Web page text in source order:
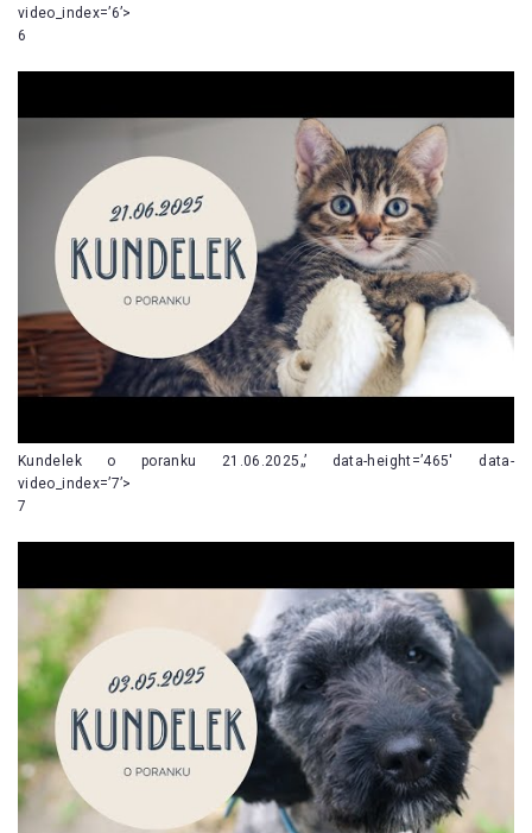
video_index=’6’>
6
Kundelek o poranku 21.06.2025„’ data-height=’465′ data-
video_index=’7’>
7